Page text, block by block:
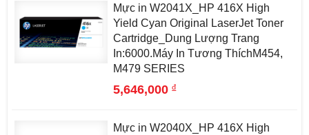
Mực in W2041X_HP 416X High
Yield Cyan Original LaserJet Toner
Cartridge_Dung Lượng Trang
In:6000.Máy In Tương ThíchM454,
M479 SERIES
5,646,000đ
Mực in W2040X_HP 416X High